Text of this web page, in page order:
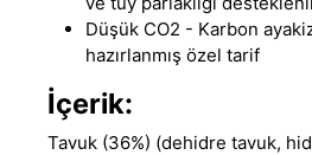
Düşük CO2 - Karbon
hazırlanmış özel tarif
İçerik:
Tavuk (36%) (dehidre tavuk,